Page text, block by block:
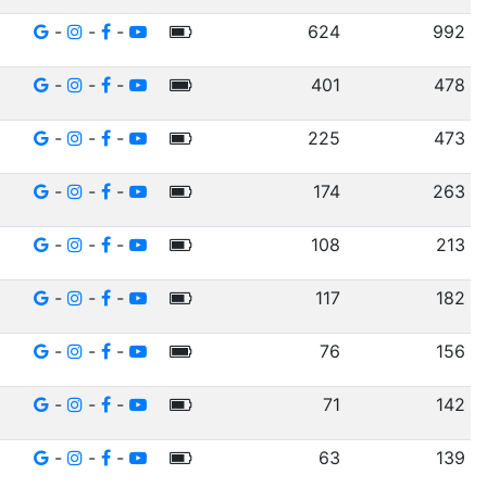
- - - 624 992
- - - 401 478
- - - 225 473
- - - 174 263
- - - 108 213
- - - 117 182
- - - 76 156
- - - 71 142
- - - 63 139